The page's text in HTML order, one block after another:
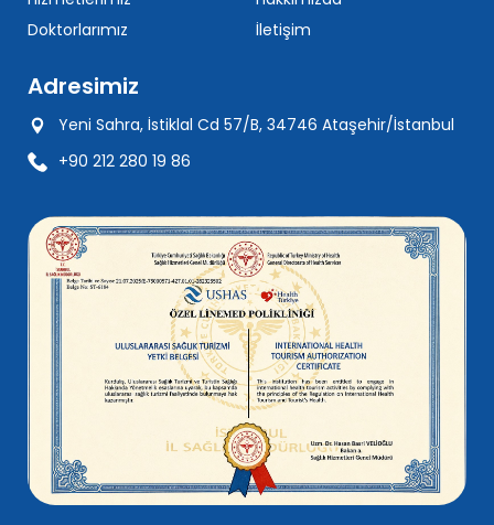
Doktorlarımız
İletişim
Adresimiz
Yeni Sahra, İstiklal Cd 57/B, 34746 Ataşehir/İstanbul
+90 212 280 19 86